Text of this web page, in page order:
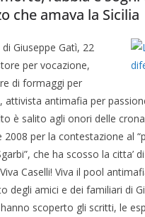
che amava la Sicilia
Giuseppe Gatì, 22
per vocazione,
di formaggi per
attivista antimafia per
è salito agli onori delle
2008 per la contestazione al
che ha scosso la citta’
Caselli! Viva il pool
degli amici e dei familiari di
scoperto gli scritti, le